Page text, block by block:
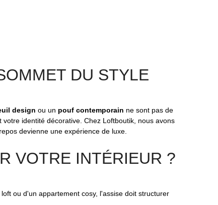
DU STYLE
design ou un pouf contemporain ne sont pas de
identité décorative. Chez Loftboutik, nous avons
devienne une expérience de luxe.
VOTRE INTÉRIEUR ?
ou d'un appartement cosy, l'assise doit structurer